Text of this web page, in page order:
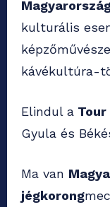
kulturális
kávékultúra-
Elindul a Tour
Gyula és
Ma van
jégkorong